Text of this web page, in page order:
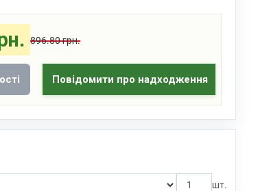
896.80 грн.
Повідомити про надходження
шт.